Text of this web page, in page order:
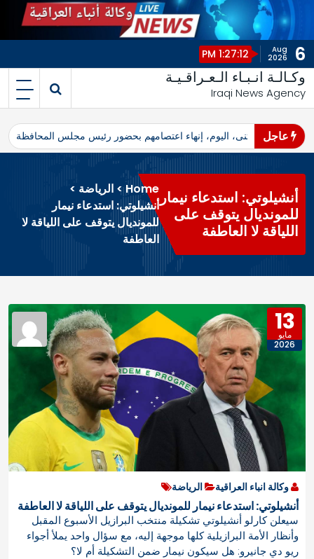
i
t
6
Aug
2026
1:27:12 PM
وكـالـة انـبـاء الـعـراقـيـة
Iraqi News Agency
عاجل
محافظ المثنى، اليوم، إنهاء اعتصامهم بحضور رئيس مجلس المحافظة
أنشيلوتي: استدعاء نيمار
للمونديال يتوقف على
اللياقة لا العاطفة
Home
> الرياضة >
أنشيلوتي: استدعاء نيمار
للمونديال يتوقف على اللياقة لا
العاطفة
13
مايو
2026
وكالة انباء العراقية الرياضة
أنشيلوتي: استدعاء نيمار للمونديال يتوقف على اللياقة لا العاطفة
سيعلن كارلو أنشيلوتي تشكيلة منتخب البرازيل الأسبوع المقبل
وأنظار الأمة البرازيلية كلها موجهة إليه، مع سؤال واحد يملأ ‌أجواء
ريو دي جانيرو: هل سيكون نيمار ضمن التشكيلة أم لا؟